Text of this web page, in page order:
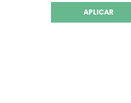
APLICAR